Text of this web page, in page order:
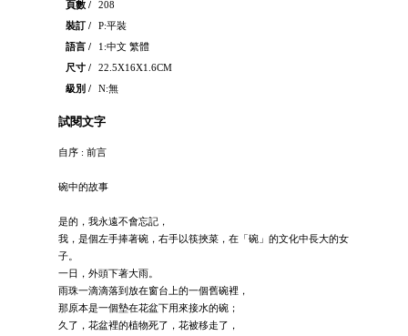
頁數 /
208
裝訂 /
P:平裝
語言 /
1:中文 繁體
尺寸 /
22.5X16X1.6CM
級別 /
N:無
試閱文字
自序 : 前言
碗中的故事
是的，我永遠不會忘記，
我，是個左手捧著碗，右手以筷挾菜，在「碗」的文化中長大的女
子。
一日，外頭下著大雨。
雨珠一滴滴落到放在窗台上的一個舊碗裡，
那原本是一個墊在花盆下用來接水的碗；
久了，花盆裡的植物死了，花被移走了，